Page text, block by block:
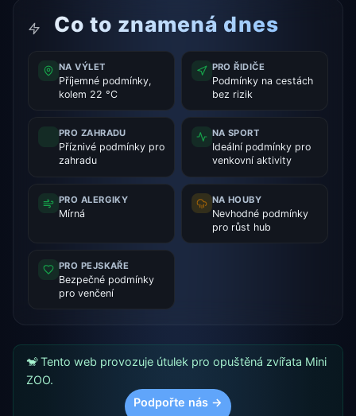
Co to znamená dnes
NA VÝLET
Příjemné podmínky,
kolem 22 °C
PRO ŘIDIČE
Podmínky na cestách
bez rizik
PRO ZAHRADU
Příznivé podmínky pro
zahradu
NA SPORT
Ideální podmínky pro
venkovní aktivity
PRO ALERGIKY
Mírná
NA HOUBY
Nevhodné podmínky
pro růst hub
PRO PEJSKAŘE
Bezpečné podmínky
pro venčení
🐒 Tento web provozuje útulek pro opuštěná zvířata Mini
ZOO.
Podpořte nás →